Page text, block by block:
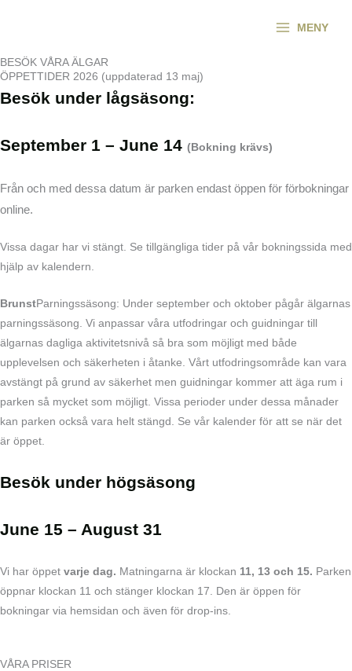
MENY
BESÖK VÅRA ÄLGAR
ÖPPETTIDER 2026 (uppdaterad 13 maj)
Besök under lågsäsong:
September 1 – June 14 (Bokning krävs)
Från och med dessa datum är parken endast öppen för förbokningar
online.
Vissa dagar har vi stängt. Se tillgängliga tider på vår bokningssida med
hjälp av kalendern.
BrunstParningssäsong: Under september och oktober pågår älgarnas
parningssäsong. Vi anpassar våra utfodringar och guidningar till
älgarnas dagliga aktivitetsnivå så bra som möjligt med både
upplevelsen och säkerheten i åtanke. Vårt utfodringsområde kan vara
avstängt på grund av säkerhet men guidningar kommer att äga rum i
parken så mycket som möjligt. Vissa perioder under dessa månader
kan parken också vara helt stängd. Se vår kalender för att se när det
är öppet.
Besök under högsäsong
June 15 – August 31
Vi har öppet varje dag. Matningarna är klockan 11, 13 och 15. Parken
öppnar klockan 11 och stänger klockan 17. Den är öppen för
bokningar via hemsidan och även för drop-ins.
VÅRA PRISER